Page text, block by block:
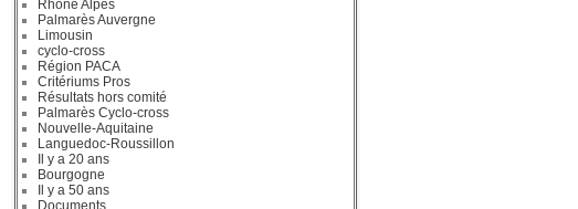
Rhône Alpes
Palmarès Auvergne
Limousin
cyclo-cross
Région PACA
Critériums Pros
Résultats hors comité
Palmarès Cyclo-cross
Nouvelle-Aquitaine
Languedoc-Roussillon
Il y a 20 ans
Bourgogne
Il y a 50 ans
Documents